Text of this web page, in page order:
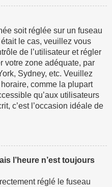
soit réglée sur un fuseau
le cas, veuillez vous
de l’utilisateur et régler
votre zone adéquate, par
Sydney, etc. Veuillez
comme la plupart
qu’aux utilisateurs
c’est l’occasion idéale de
l’heure n’est toujours
réglé le fuseau